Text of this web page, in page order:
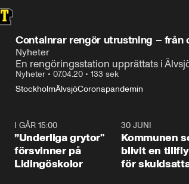
Containrar rengör utrustning – från
Nyheter
En rengöringsstation upprättats i
Nyheter • 07.04.20 • 133 sek
StockholmÄlvsjöCoronapandemin
1:07
I GÅR 15:00
”Underliga grytor"
försvinner på
Lidingöskolor
30 JUNI
Kommunen
blivit en
för